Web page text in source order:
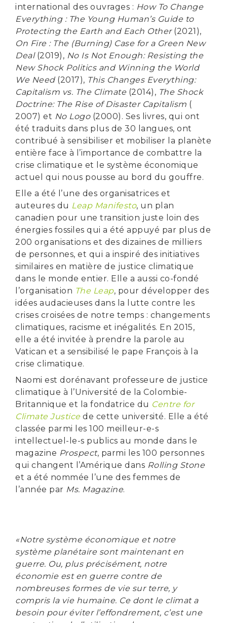
international des ouvrages : How To Change
Everything : The Young Human’s Guide to
Protecting the Earth and Each Other (2021),
On Fire : The (Burning) Case for a Green New
Deal(2019), No Is Not Enough: Resisting the
New Shock Politics and Winning the World
We Need(2017), This Changes Everything:
Capitalism vs. The Climate (2014), The Shock
Doctrine: The Rise of Disaster Capitalism (
2007) et No Logo(2000). Ses livres, qui ont
été traduits dans plus de 30 langues, ont
contribué à sensibiliser et mobiliser la planète
entière face à l’importance de combattre la
crise climatique et le système économique
actuel qui nous pousse au bord du gouffre.
Elle a été l’une des organisatrices et
auteures du Leap Manifesto, un plan
canadien pour une transition juste loin des
énergies fossiles qui a été appuyé par plus de
200 organisations et des dizaines de milliers
de personnes, et qui a inspiré des initiatives
similaires en matière de justice climatique
dans le monde entier. Elle a aussi co-fondé
l’organisation The Leap, pour développer des
idées audacieuses dans la lutte contre les
crises croisées de notre temps : changements
climatiques, racisme et inégalités. En 2015,
elle a été invitée à prendre la parole au
Vatican et a sensibilisé le pape François à la
crise climatique.
Naomi est dorénavant professeure de justice
climatique à l’Université de la Colombie-
Britannique et la fondatrice du Centre for
Climate Justicede cette université. Elle a été
classée parmi les 100 meilleur-e-s
intellectuel-le-s publics au monde dans le
magazine Prospect, parmi les 100 personnes
qui changent l’Amérique dans Rolling Stone
et a été nommée l’une des femmes de
l’année par Ms. Magazine.
«Notre système économique et notre
système planétaire sont maintenant en
guerre. Ou, plus précisément, notre
économie est en guerre contre de
nombreuses formes de vie sur terre, y
compris la vie humaine. Ce dont le climat a
besoin pour éviter l’effondrement, c’est une